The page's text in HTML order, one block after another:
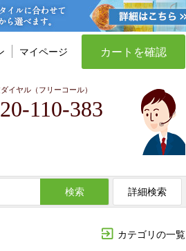
マイページ カートを確認
イヤル（フリーコール）
110-383
検索 詳細検索
カテゴリの一覧